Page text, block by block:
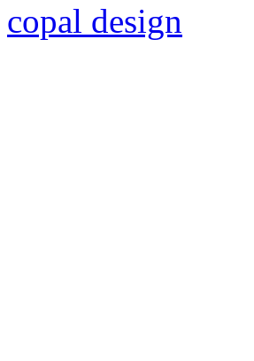
copal design